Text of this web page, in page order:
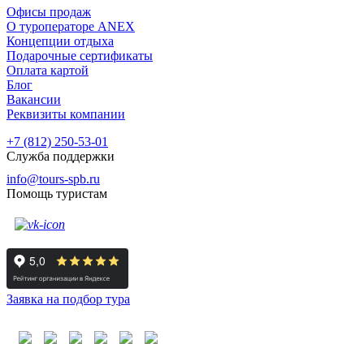
Офисы продаж
О туроператоре ANEX
Концепции отдыха
Подарочные сертификаты
Оплата картой
Блог
Вакансии
Реквизиты компании
+7 (812) 250-53-01
Служба поддержки
info@tours-spb.ru
Помощь туристам
Заявка на подбор тура